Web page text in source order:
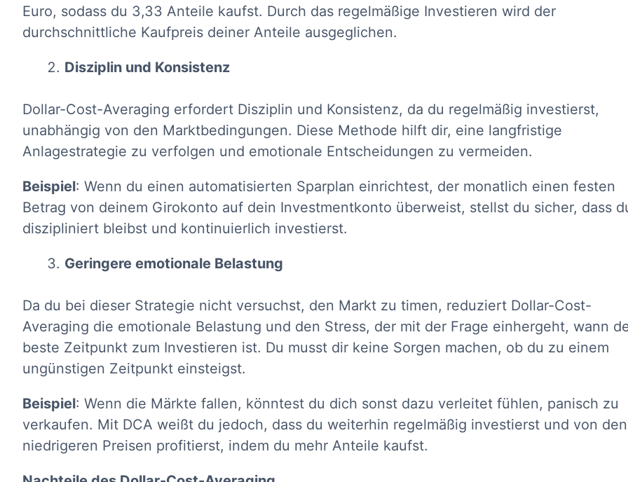
Euro, sodass du 3,33 Anteile kaufst. Durch das regelmäßige Investieren wird der
durchschnittliche Kaufpreis deiner Anteile ausgeglichen.
Disziplin und Konsistenz
Dollar-Cost-Averaging erfordert Disziplin und Konsistenz, da du regelmäßig investierst,
unabhängig von den Marktbedingungen. Diese Methode hilft dir, eine langfristige
Anlagestrategie zu verfolgen und emotionale Entscheidungen zu vermeiden.
Beispiel: Wenn du einen automatisierten Sparplan einrichtest, der monatlich einen festen
Betrag von deinem Girokonto auf dein Investmentkonto überweist, stellst du sicher, dass
diszipliniert bleibst und kontinuierlich investierst.
Geringere emotionale Belastung
Da du bei dieser Strategie nicht versuchst, den Markt zu timen, reduziert Dollar-Cost-
Averaging die emotionale Belastung und den Stress, der mit der Frage einhergeht, wann
beste Zeitpunkt zum Investieren ist. Du musst dir keine Sorgen machen, ob du zu einem
ungünstigen Zeitpunkt einsteigst.
Beispiel: Wenn die Märkte fallen, könntest du dich sonst dazu verleitet fühlen, panisch zu
verkaufen. Mit DCA weißt du jedoch, dass du weiterhin regelmäßig investierst und von den
niedrigeren Preisen profitierst, indem du mehr Anteile kaufst.